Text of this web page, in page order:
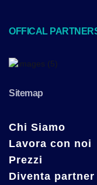
OFFICAL
Sitemap
Chi Siamo
Lavora con noi
Prezzi
Diventa partner